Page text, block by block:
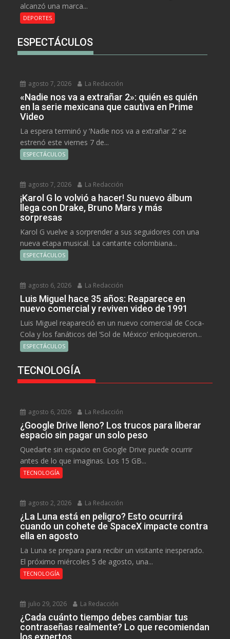
alcanzó una marca...
DEPORTES
ESPECTÁCULOS
agosto 7, 2026 La Redacción
«Nadie nos va a extrañar 2»: quién es quién
en la serie mexicana que cautiva en Prime
Video
La espera terminó y ‘Nadie nos va a extrañar 2’ se
estrenó este viernes 7 de...
ESPECTÁCULOS
agosto 7, 2026 La Redacción
¡Karol G lo volvió a hacer! Su nuevo álbum
llega con Drake, Bruno Mars y más
sorpresas
Karol G vuelve a sorprender a sus seguidores con una
nueva etapa musical. La cantante colombiana...
ESPECTÁCULOS
agosto 6, 2026 La Redacción
Luis Miguel hace 35 años: Reaparece en
nuevo comercial y reviven video de 1991
Luis Miguel reapareció en un nuevo comercial de Coca-
Cola y los fanáticos del ‘Sol de México’ enloquecieron...
ESPECTÁCULOS
TECNOLOGÍA
agosto 6, 2026 La Redacción
¿Google Drive lleno? Los trucos para liberar
espacio sin pagar un solo peso
Quedarte sin espacio en Google Drive puede ocurrir
antes de lo que imaginas. Los 15 GB...
TECNOLOGÍA
agosto 2, 2026 La Redacción
¿La Luna está en peligro? Esto ocurrirá
cuando un cohete de SpaceX impacte contra
ella en agosto
La Luna se prepara para recibir un visitante inesperado.
El próximo miércoles 5 de agosto, una...
TECNOLOGÍA
julio 29, 2026 La Redacción
¿Cada cuánto tiempo debes cambiar tus
contraseñas realmente? Lo que recomiendan
los expertos